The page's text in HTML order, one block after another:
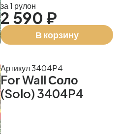
за 1 рулон
2 590 ₽
В корзину
For Wall Соло
(Solo) 3404P4
Артикул 3404P4